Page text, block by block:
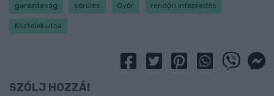
garázdaság sérülés Győr rendőri intézkedés
Köztelek utca
SZÓLJ HOZZÁ!